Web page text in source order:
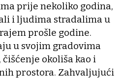
prije nekoliko godina,
i ljudima stradalima u
prošle godine.
u svojim gradovima
okoliša kao i
prostora. Zahvaljujući